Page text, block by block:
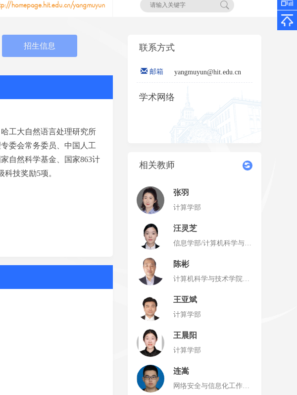
homepage.hit.edu.cn/yangmuyun
招生信息
工大自然语言处理研究所
委会常务委员、中国人工
家自然科学基金、国家863计
技奖励5项。
联系方式
邮箱 yangmuyun@hit.edu.cn
学术网络
相关教师
张羽
计算学部
汪灵芝
信息学部/计算机科学与技
陈彬
计算机科学与技术学院
王亚斌
计算学部
王晨阳
计算学部
连嵩
网络安全与信息化工作办